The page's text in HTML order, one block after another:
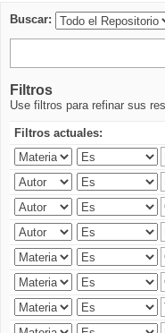
Buscar:
Filtros
Use filtros para refinar sus
Filtros actuales: